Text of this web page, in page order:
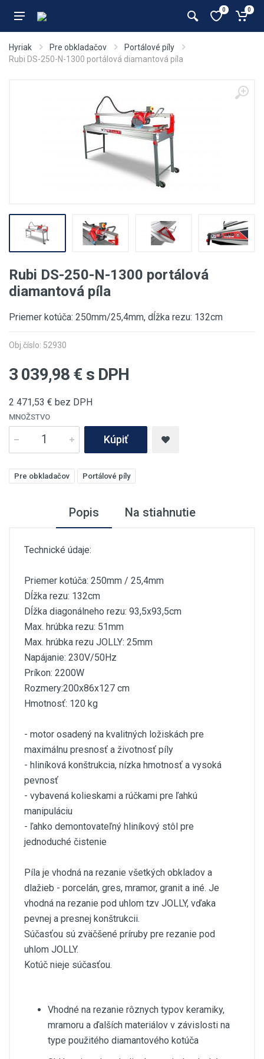
0 0
Hyriak Pre obkladačov
Portálové píly
Rubi DS-250-N-1300 portálová diamantová píla
Rubi DS-250-N-1300 portálová
diamantová píla
Priemer kotúča: 250mm/25,4mm, dĺžka rezu: 132cm
Obj.číslo: 52930
3 039,98 € s DPH
2 471,53 € bez DPH
MNOŽSTVO
Kúpiť
Pre obkladačov Portálové píly
Popis Na stiahnutie
Technické údaje:
Priemer kotúča: 250mm / 25,4mm
Dĺžka rezu: 132cm
Dĺžka diagonálneho rezu: 93,5x93,5cm
Max. hrúbka rezu: 51mm
Max. hrúbka rezu JOLLY: 25mm
Napájanie: 230V/50Hz
Príkon: 2200W
Rozmery:200x86x127 cm
Hmotnosť: 120 kg
- motor osadený na kvalitných ložiskách pre
maximálnu presnosť a životnosť píly
- hliníková konštrukcia, nízka hmotnosť a vysoká
pevnosť
- vybavená kolieskami a rúčkami pre ľahkú
manipuláciu
- ľahko demontovateľný hliníkový stôl pre
jednoduché čistenie
Píla je vhodná na rezanie všetkých obkladov a
dlažieb - porcelán, gres, mramor, granit a iné. Je
vhodná na rezanie pod uhlom tzv JOLLY, vďaka
pevnej a presnej konštrukcii.
Súčasťou sú zväčšené príruby pre rezanie pod
uhlom JOLLY.
Kotúč nieje súčasťou.
Vhodné na rezanie rôznych typov keramiky,
mramoru a ďalších materiálov v závislosti na
type použitého diamantového kotúča